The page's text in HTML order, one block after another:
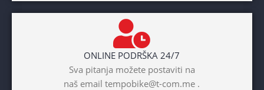
ONLINE PODRŠKA 24/7
Sva pitanja možete postaviti na
naš email tempobike@t-com.me .